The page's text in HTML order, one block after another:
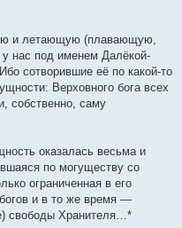
и летающую (плавающую,
нас под именем Далёкой-
сотворившие её по какой-то
Верховного бога всех
собственно, саму
оказалась весьма и
по могуществу со
ограниченная в его
и в то же время —
свободы Хранителя…*